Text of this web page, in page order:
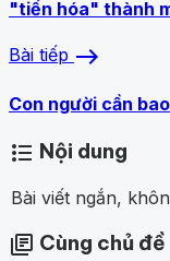
"tiến hóa" thành
Bài tiếp east
Con người cần
format_list_bulleted Nội dung
Bài viết ngắn,
library_books Cùng chủ đề